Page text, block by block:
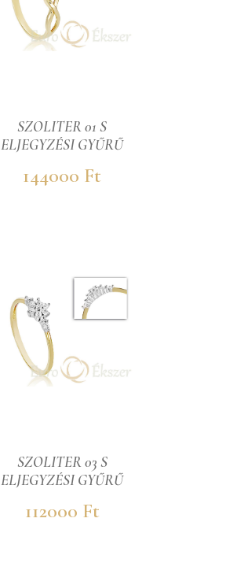
SZOLITER 01 S
ELJEGYZÉSI GYŰRŰ
144000 Ft
SZOLITER 03 S
ELJEGYZÉSI GYŰRŰ
112000 Ft